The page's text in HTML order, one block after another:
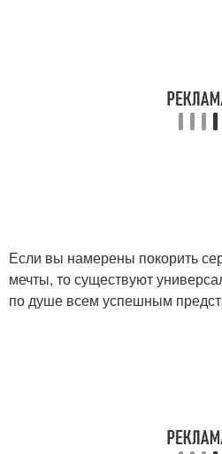
Если вы намерены покорить
мечты, то существуют
по душе всем успешным